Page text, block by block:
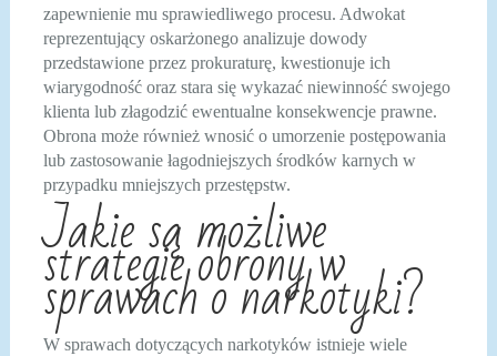
zapewnienie mu sprawiedliwego procesu. Adwokat
reprezentujący oskarżonego analizuje dowody
przedstawione przez prokuraturę, kwestionuje ich
wiarygodność oraz stara się wykazać niewinność swojego
klienta lub złagodzić ewentualne konsekwencje prawne.
Obrona może również wnosić o umorzenie postępowania
lub zastosowanie łagodniejszych środków karnych w
przypadku mniejszych przestępstw.
Jakie są możliwe
strategie obrony w
sprawach o narkotyki?
W sprawach dotyczących narkotyków istnieje wiele